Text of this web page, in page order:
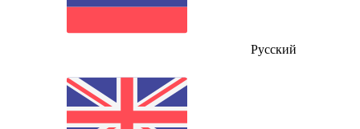
Русский